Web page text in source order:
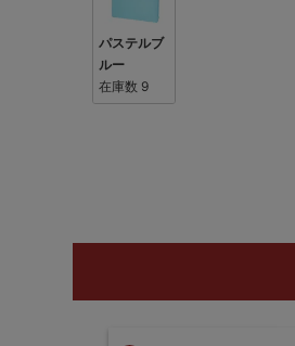
パステルブ
ルー
在庫数 9